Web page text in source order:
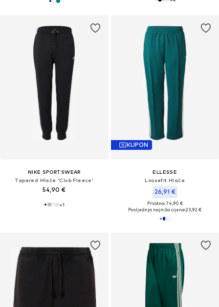
NIKE SPORTSWEAR
Tapered Hlače 'Club Fleece'
54,90 €
+1
KUPON
ELLESSE
Loosefit Hlače
26,91 €
Prvotno: 74,90 €
Posljednja najniža cijena:23,92 €